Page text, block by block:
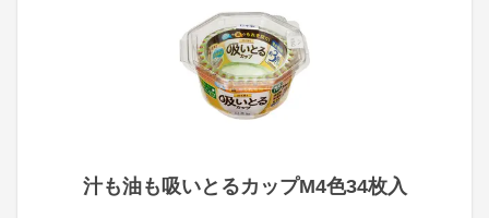
汁も油も吸いとるカップM4色34枚入